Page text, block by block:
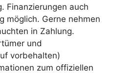
Finanzierungen auch
möglich. Gerne nehmen
in Zahlung.
und
vorbehalten)
zum offiziellen